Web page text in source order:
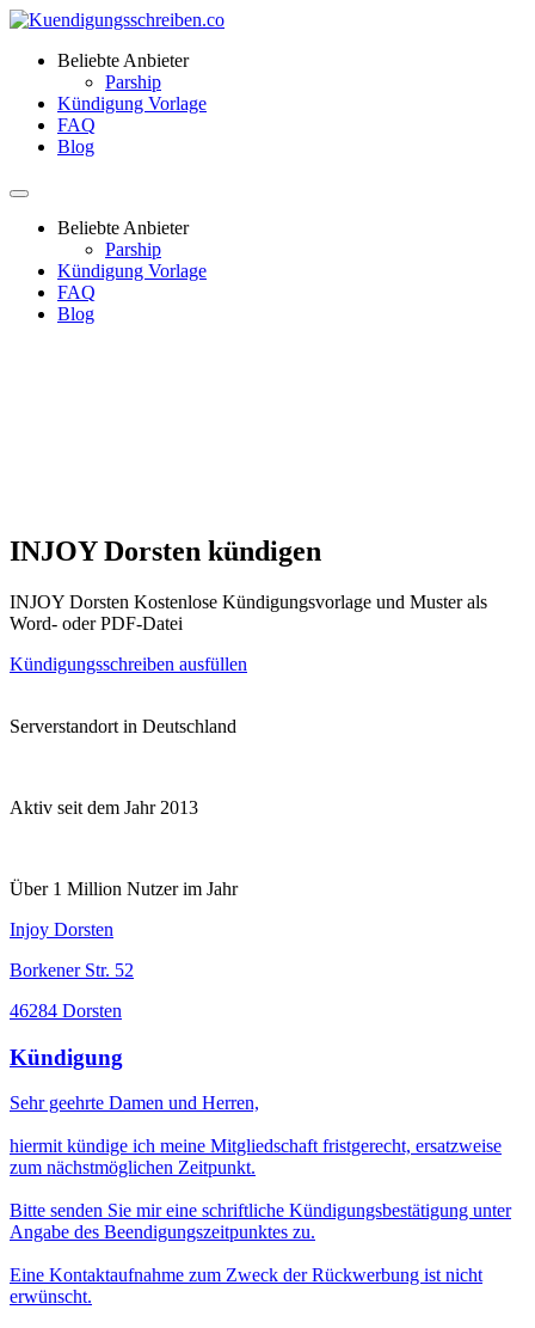
Beliebte Anbieter
Parship
Kündigung Vorlage
FAQ
Blog
Beliebte Anbieter
Parship
Kündigung Vorlage
FAQ
Blog
INJOY Dorsten kündigen
INJOY Dorsten Kostenlose Kündigungsvorlage und Muster als
Word- oder PDF-Datei
Kündigungsschreiben ausfüllen
Serverstandort in Deutschland
Aktiv seit dem Jahr 2013
Über 1 Million Nutzer im Jahr
Injoy Dorsten
Borkener Str. 52
46284 Dorsten
Kündigung
Sehr geehrte Damen und Herren,
hiermit kündige ich meine Mitgliedschaft fristgerecht, ersatzweise
zum nächstmöglichen Zeitpunkt.
Bitte senden Sie mir eine schriftliche Kündigungsbestätigung unter
Angabe des Beendigungszeitpunktes zu.
Eine Kontaktaufnahme zum Zweck der Rückwerbung ist nicht
erwünscht.